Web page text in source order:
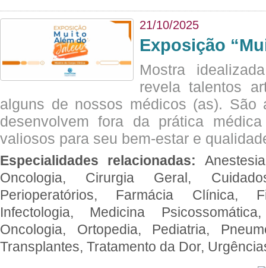
21/10/2025
Exposição
Mostra
revela talentos
alguns de nossos médicos (as). São
desenvolvem fora da prática
valiosos para seu bem-estar e
Especialidades relacionadas:
Oncologia, Cirurgia Geral,
Perioperatórios, Farmácia Clínica,
Infectologia, Medicina
Oncologia, Ortopedia, Pediatria,
Transplantes, Tratamento da Dor,